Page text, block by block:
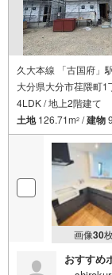
久大本線 「古国府」
大分県大分市荏隈町1
4LDK / 地上2階建て
土地126.71m2 /建物
画像30
おすすめ